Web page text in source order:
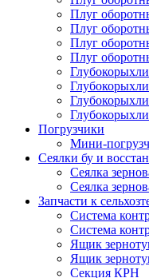
Плуг
Плуг
Плуг
Плуг
Погрузчики
Мини-
Сеялки бу и
Сеялка
Сеялка
Запчасти к
Система
Система
Ящик
Ящик
Секция КРН